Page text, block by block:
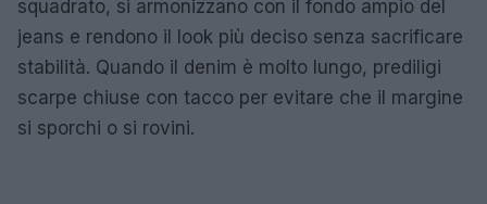
squadrato, si armonizzano con il fondo ampio del
jeans e rendono il look più deciso senza sacrificare
stabilità. Quando il denim è molto lungo, prediligi
scarpe chiuse con tacco per evitare che il margine
si sporchi o si rovini.